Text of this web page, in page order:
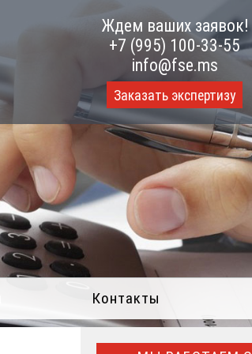
Ждем ваших заявок!
+7 (995) 100-33-55
info@fse.ms
Заказать экспертизу
Контакты